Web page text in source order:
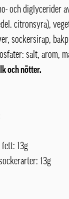
och diglycerider
citronsyra),
sockersirap,
salt, arom,
och nötter.
13g
13g